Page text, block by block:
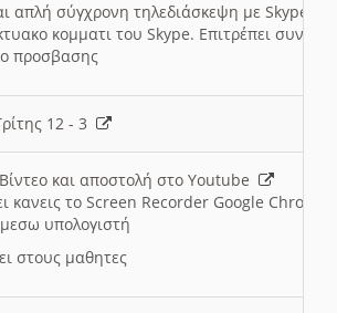
απλή σύγχρονη τηλεδιάσκεψη με Skype
κομματι του Skype. Επιτρέπει
προσβασης
12 - 3
και αποστολή στο Youtube
κανεις το Screen Recorder Google Chrome
υπολογιστή
στους μαθητες